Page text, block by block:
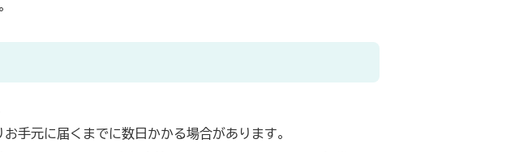
手元に届くまでに数日かかる場合があります。